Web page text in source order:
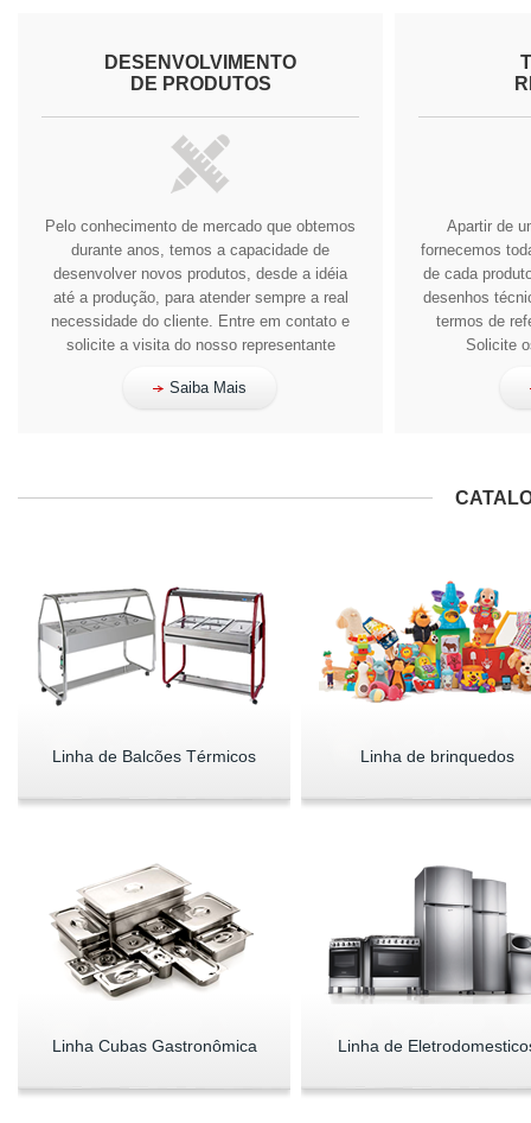
DESENVOLVIMENTO
DE PRODUTOS
Pelo conhecimento de mercado que obtemos
durante anos, temos a capacidade de
desenvolver novos produtos, desde a idéia
até a produção, para atender sempre a real
necessidade do cliente. Entre em contato e
solicite a visita do nosso representante
Saiba Mais
Apartir de
fornecemos
de cada
desenhos
termos de
Solicite
Linha de Balcões Térmicos Linha de brinquedos
Linha Cubas Gastronômica Linha de